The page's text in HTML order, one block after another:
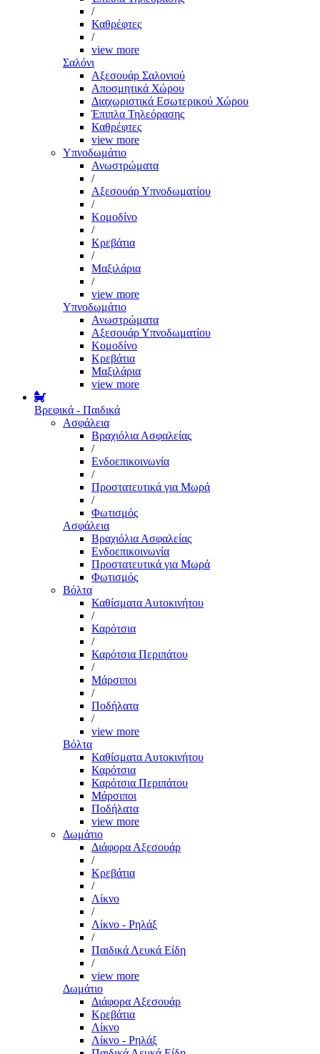
/
Καθρέφτες
/
view more
Σαλόνι
Αξεσουάρ Σαλονιού
Αποσμητικά Χώρου
Διαχωριστικά Εσωτερικού Χώρου
Έπιπλα Τηλεόρασης
Καθρέφτες
view more
Υπνοδωμάτιο
Ανωστρώματα
/
Αξεσουάρ Υπνοδωματίου
/
Κομοδίνο
/
Κρεβάτια
/
Μαξιλάρια
/
view more
Υπνοδωμάτιο
Ανωστρώματα
Αξεσουάρ Υπνοδωματίου
Κομοδίνο
Κρεβάτια
Μαξιλάρια
view more
Βρεφικά - Παιδικά
Ασφάλεια
Βραχιόλια Ασφαλείας
/
Ενδοεπικοινωνία
/
Προστατευτικά για Μωρά
/
Φωτισμός
Ασφάλεια
Βραχιόλια Ασφαλείας
Ενδοεπικοινωνία
Προστατευτικά για Μωρά
Φωτισμός
Βόλτα
Καθίσματα Αυτοκινήτου
/
Καρότσια
/
Καρότσια Περιπάτου
/
Μάρσιποι
/
Ποδήλατα
/
view more
Βόλτα
Καθίσματα Αυτοκινήτου
Καρότσια
Καρότσια Περιπάτου
Μάρσιποι
Ποδήλατα
view more
Δωμάτιο
Διάφορα Αξεσουάρ
/
Κρεβάτια
/
Λίκνο
/
Λίκνο - Ρηλάξ
/
Παιδικά Λευκά Είδη
/
view more
Δωμάτιο
Διάφορα Αξεσουάρ
Κρεβάτια
Λίκνο
Λίκνο - Ρηλάξ